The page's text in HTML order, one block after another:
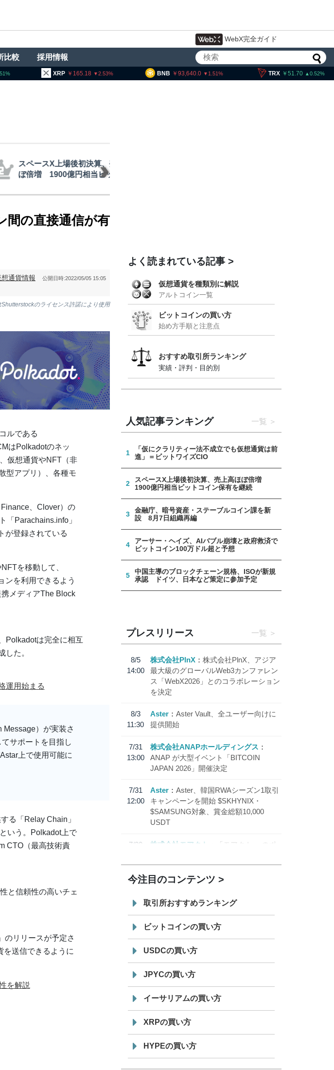
WebX完全ガイド
比較 採用情報
165.18 2.53 BNB 1.51 TRX SOL
金融庁、暗号資産・ステーブルコイ
ン課を新設 8月7日組織再編
間の直接通信が有
想通貨情報 公開日時:2022/05/05 15:05
Shutterstockのライセンス許諾により使用
ルである
はPolkadotのネッ
仮想通貨やNFT（非
型アプリ）、各種モ
、Clover）の
「Parachains.info」
が登録されている
を移動して、
ンを利用できるよう
メディアThe Block
Polkadotは完全に相互
した。
運用始まる
）が実装さ
サポートを目指し
上で使用可能に
る「Relay Chain」
いう。Polkadot上で
CTO（最高技術責
と信頼性の高いチェ
のリリースが予定さ
を送信できるように
を解説
よく読まれている記事
仮想通貨を種類別に解説
アルトコイン一覧
ビットコインの買い方
始め方手順と注意点
おすすめ取引所ランキング
実績・評判・目的別
人気記事ランキング 一覧
1
「仮にクラリティー法不成立でも仮想通貨は前
進」＝ビットワイズCIO
2
スペースX上場後初決算、売上高ほぼ倍増
1900億円相当ビットコイン保有を継続
3
金融庁、暗号資産・ステーブルコイン課を新
設 8月7日組織再編
4
アーサー・ヘイズ、AIバブル崩壊と政府救済で
ビットコイン100万ドル超と予想
5
中国主導のブロックチェーン規格、ISOが新規
承認 ドイツ、日本など策定に参加予定
プレスリリース 一覧
8/5
14:00
株式会社PlnX
株式会社PlnX、アジア
最大級のグローバルWeb3カンファレン
ス「WebX2026」とのコラボレーション
を決定
8/3
11:30
Aster
Aster Vault、全ユーザー向けに
提供開始
7/31
13:00
株式会社ANAPホールディングス
ANAP が大型イベント「BITCOIN
JAPAN 2026」開催決定
7/31
12:00
Aster
Aster、韓国RWAシーズン1取引
キャンペーンを開始 $SKHYNIX・
$SAMSUNG対象、賞金総額10,000
USDT
7/30
株式会社モアクト
「モアクト」 のポ
「 JPYC」を追加
19:30
てステーブルコイン「JPYSC」徹底解
説セミナーを開催
今注目のコンテンツ
取引所おすすめランキング
ビットコインの買い方
USDCの買い方
JPYCの買い方
イーサリアムの買い方
XRPの買い方
HYPEの買い方